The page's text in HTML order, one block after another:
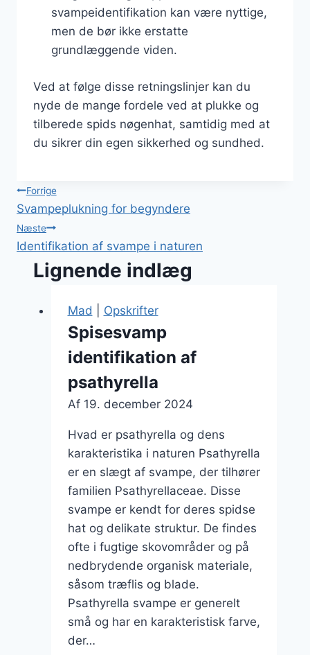
svampeidentifikation kan være nyttige,
men de bør ikke erstatte
grundlæggende viden.
Ved at følge disse retningslinjer kan du
nyde de mange fordele ved at plukke og
tilberede spids nøgenhat, samtidig med at
du sikrer din egen sikkerhed og sundhed.
Indlægsnavigation
Forrige
Svampeplukning for begyndere
Næste
Identifikation af svampe i naturen
Lignende indlæg
Mad Opskrifter
Spisesvamp
identifikation af
psathyrella
Af 19. december 2024
Hvad er psathyrella og dens
karakteristika i naturen Psathyrella
er en slægt af svampe, der tilhører
familien Psathyrellaceae. Disse
svampe er kendt for deres spidse
hat og delikate struktur. De findes
ofte i fugtige skovområder og på
nedbrydende organisk materiale,
såsom træflis og blade.
Psathyrella svampe er generelt
små og har en karakteristisk farve,
der…